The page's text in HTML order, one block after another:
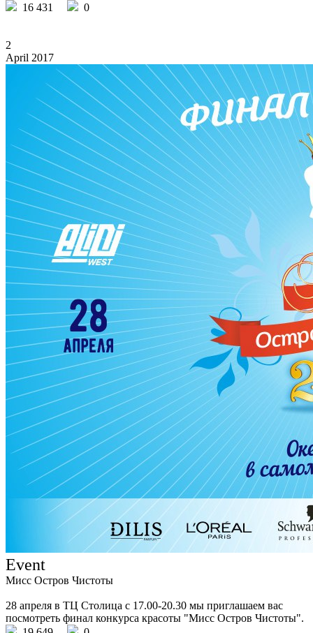
16 431
0
2
April 2017
Event
Мисс Остров Чистоты
28 апреля в ТЦ Столица с 17.00-20.30 мы приглашаем вас
посмотреть финал конкурса красоты "Мисс Остров Чистоты".